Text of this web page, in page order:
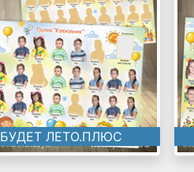
БУДЕТ ЛЕТО.ПЛЮС